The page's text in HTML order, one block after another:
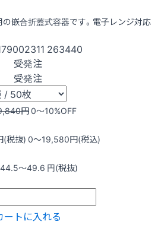
嵌合折蓋式容器です。電子レンジ対応
263440
受発注
受発注
円0〜10%OFF
(税抜) 0〜19,580円(税込)
44.5〜49.6 円(税抜)
ートに入れる